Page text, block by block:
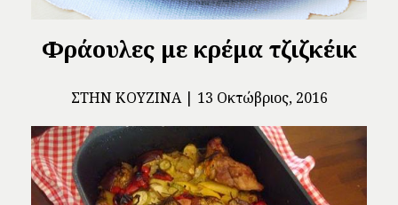
Φράουλες με κρέμα τζιζκέικ
ΣΤΗΝ ΚΟΥΖΊΝΑ 13 Οκτώβριος, 2016